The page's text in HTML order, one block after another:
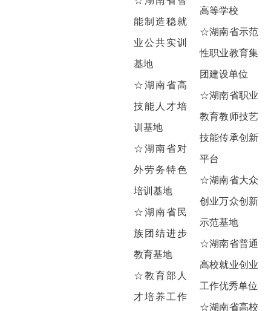
能制造稳就
业公共实训
基地
☆湖南省高
技能人才培
训基地
☆湖南省对
外劳务特色
培训基地
☆湖南省民
族团结进步
教育基地
☆教育部人
才培养工作
高等学校
☆湖南省示范
性职业教育集
团建设单位
☆湖南省职业
教育教师技艺
技能传承创新
平台
☆湖南省大众
创业万众创新
示范基地
☆湖南省普通
高校就业创业
工作优秀单位
☆湖南省高校